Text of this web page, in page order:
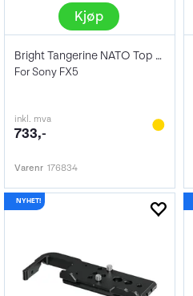
Kjøp
Bright Tangerine NATO Top Plate
For Sony FX5
inkl. mva
733,-
Varenr 176834